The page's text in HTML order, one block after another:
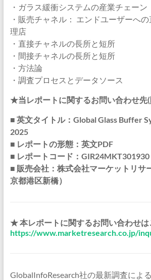
・ガラス緩衝システムの産業チェーン
・販売チャネル： エンドユーザーへ
理店
・直接チャネルの長所と短所
・間接チャネルの長所と短所
・方法論
・調査プロセスとデータソース
★当レポートに関するお問い合わせ
■ 英文タイトル：Global Glass Buffer
2025
■ レポートの形態：英文PDF
■ レポートコード：GIR24MKT301930
■ 販売会社：株式会社マーケットリサ
京都港区新橋）
★ 本レポートに関するお問い合わせ
https://www.marketresearch.co.jp/
GlobalInfoResearch社の最新調査によ